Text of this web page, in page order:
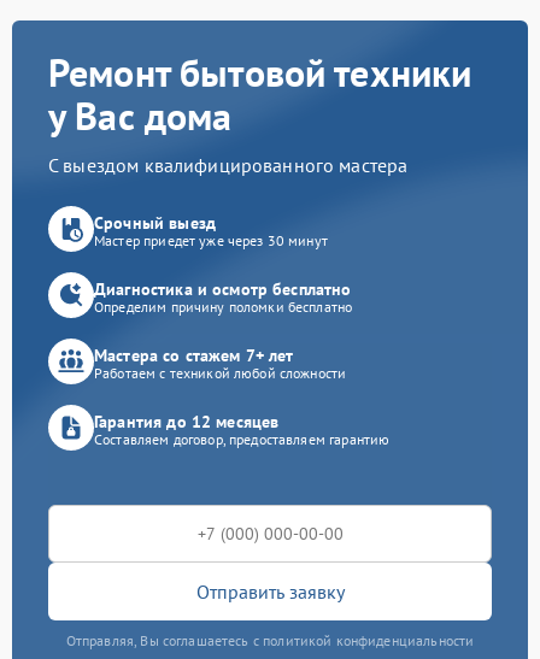
Ремонт бытовой техники
у Вас дома
С выездом квалифицированного мастера
Срочный выезд
Мастер приедет уже через 30 минут
Диагностика и осмотр бесплатно
Определим причину поломки бесплатно
Мастера со стажем 7+ лет
Работаем с техникой любой сложности
Гарантия до 12 месяцев
Составляем договор, предоставляем гарантию
Отправить заявку
Отправляя, Вы соглашаетесь с политикой конфиденциальности